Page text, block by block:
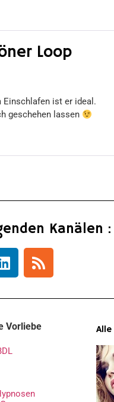
Loop
ist er ideal.
geschehen lassen
Kanälen :
Vorliebe